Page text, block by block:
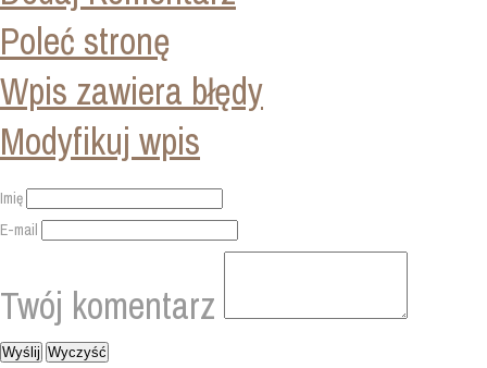
Poleć stronę
Wpis zawiera błędy
Modyfikuj wpis
Imię
E-mail
Twój komentarz